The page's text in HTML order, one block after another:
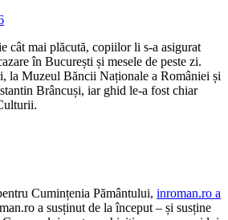
cât mai plăcută, copiilor li s-a asigurat
în București și mesele de peste zi.
la Muzeul Băncii Naționale a României și
Brâncuși, iar ghid le-a fost chiar
Cumințenia Pământului, inroman.ro a
a susținut de la început – și susține